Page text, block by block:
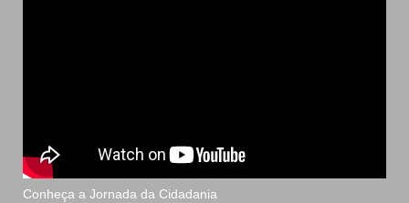
Conheça a Jornada da Cidadania